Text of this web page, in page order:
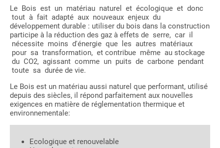
Le Bois est un matériau naturel et écologique et donc
tout à fait adapté aux nouveaux enjeux du
développement durable : utiliser du bois dans la construction
participe à la réduction des gaz à effets de serre, car il
nécessite moins d'énergie que les autres matériaux
pour sa transformation, et contribue même au stockage
du CO2, agissant comme un puits de carbone pendant
toute sa durée de vie.
Le Bois est un matériau aussi naturel que performant, utilisé
depuis des siècles, il répond parfaitement aux nouvelles
exigences en matière de réglementation thermique et
environnementale:
Ecologique et renouvelable